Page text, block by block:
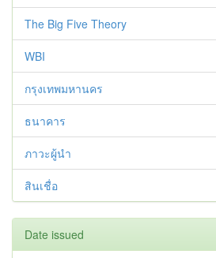
The Big Five Theory
WBI
กรุงเทพมหานคร
ธนาคาร
ภาวะผู้นำ
สินเชื่อ
Date issued